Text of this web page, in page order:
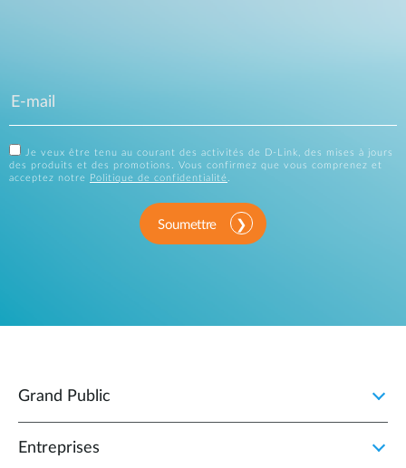
Je veux être tenu au courant des activités de D-Link, des mises à jours
des produits et des promotions. Vous confirmez que vous comprenez et
acceptez notre
Politique de confidentialité
Soumettre
Grand Public
Entreprises